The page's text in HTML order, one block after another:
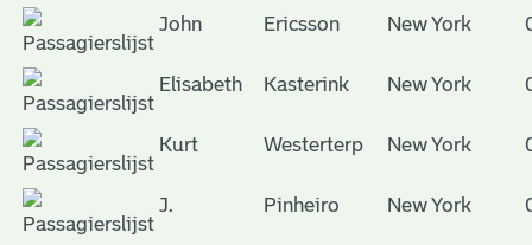
John Ericsson New York
Elisabeth Kasterink New York
Kurt Westerterp New York
J. Pinheiro New York